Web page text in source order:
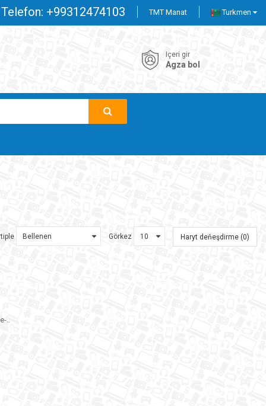
TMT Manat Turkmen
+99312474103
Içeri gir
Agza bol
Görkez Haryt deňeşdirme (0)
..